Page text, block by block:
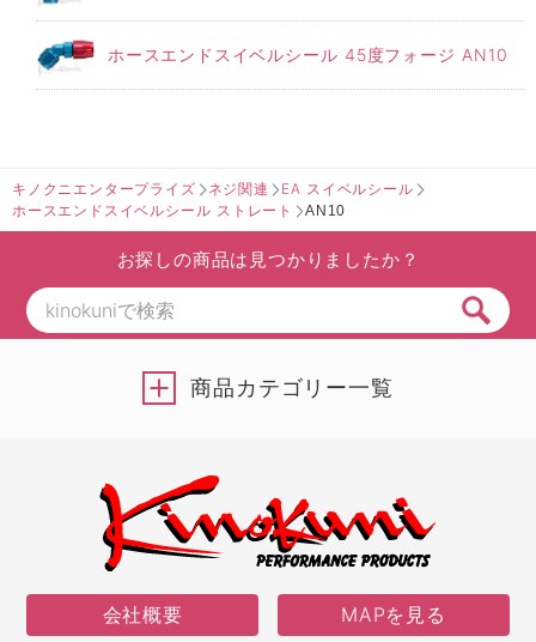
ホースエンドスイベルシール 45度フォージ AN10
キノクニエンタープライズ ネジ関連
EA スイベルシール
ホースエンドスイベルシール ストレート
AN10
お探しの商品は見つかりましたか？
商品カテゴリー一覧
会社概要 MAPを見る